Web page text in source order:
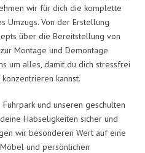
wir für dich die komplette
Umzugs. Von der Erstellung
über die Bereitstellung von
Montage und Demontage
um alles, damit du dich stressfrei
kannst.
und unseren geschulten
Habseligkeiten sicher und
wir besonderen Wert auf eine
und persönlichen